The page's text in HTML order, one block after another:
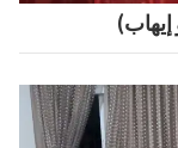
إيهاب)